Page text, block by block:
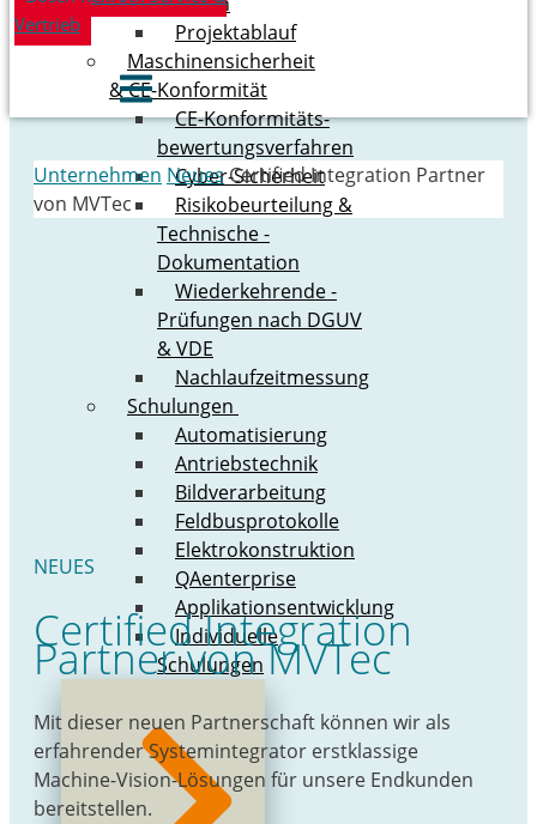
Pro­jekt­ab­lauf
Maschinen­sicherheit
& CE-Konformität
CE-­Konformitäts­
bewertungs­verfahren
Cyber-Sicherheit
Risikobeurteilung &
Technische ­
Dokumentation
Wiederkehrende ­
Prüfungen nach DGUV
& VDE
Nachlaufzeitmessung
Schulungen
Automatisierung
Antriebstechnik
Bildverarbeitung
Feldbusprotokolle
Elektrokonstruktion
QAenterprise
Applikationsentwicklung
Individuelle
Schulungen
Vertrieb
Unternehmen NeuesCertified Integration Partner
von MVTec
NEUES
Certified Integration
Partner von MVTec
Mit dieser neuen Partnerschaft können wir als
erfahrender Systemintegrator erstklassige
Machine-Vision-Lösungen für unsere Endkunden
bereitstellen.